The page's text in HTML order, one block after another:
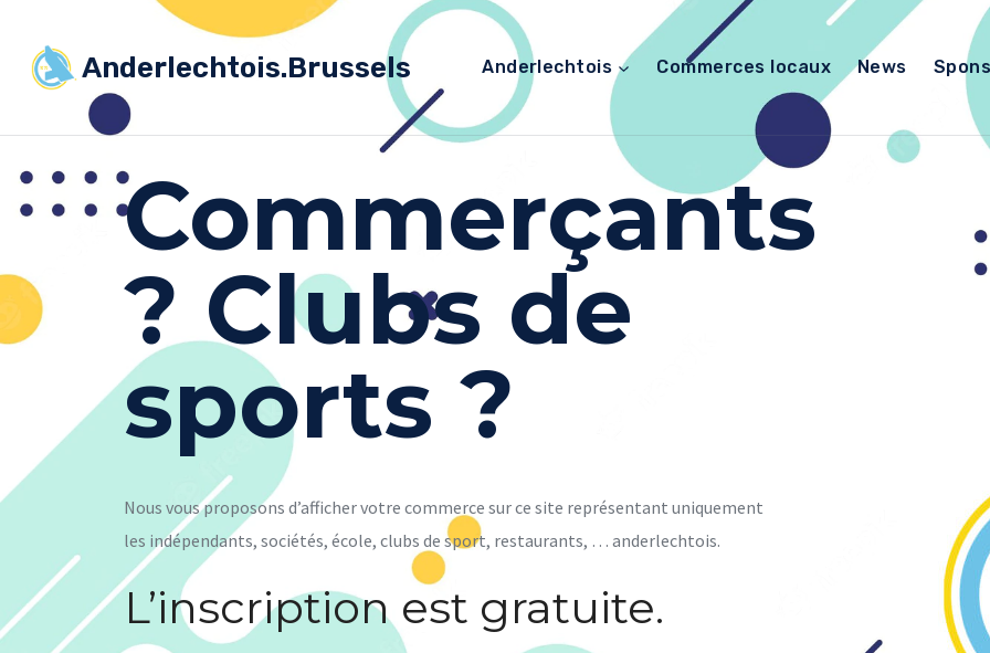
Anderlechtois.Brussels Anderlechtois Commerces locaux News
Commerçants
? Clubs de
sports ?
Nous vous proposons d’afficher votre commerce sur ce site représentant uniquement
les indépendants, sociétés, école, clubs de sport, restaurants, … anderlechtois.
L’inscription est gratuite.